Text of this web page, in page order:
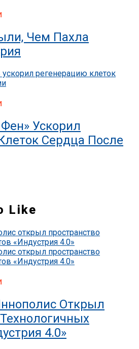
Чем Пахла
Ускорил
Сердца После
Like
Открыл
4.0»